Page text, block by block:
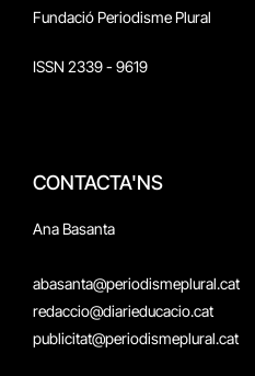
Fundació Periodisme Plural
ISSN 2339 - 9619
CONTACTA'NS
Ana Basanta
abasanta@periodismeplural.cat
redaccio@diarieducacio.cat
publicitat@periodismeplural.cat